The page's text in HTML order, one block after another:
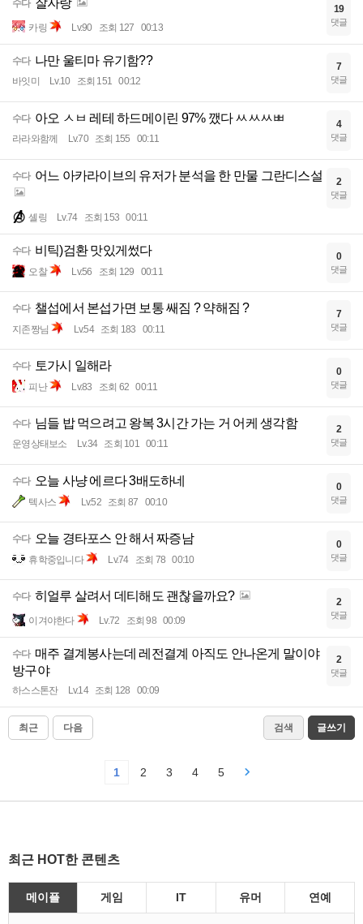
수다 잘자랑
카링 Lv.90 조회 127 00:13
19
댓글
수다 나만 울티마 유기함??
바잇미 Lv.10 조회 151 00:12
7
댓글
수다 아오 ㅅㅂ 레테 하드메이린 97% 깼다 ㅆㅆㅆㅃ
라라와함께 Lv.70 조회 155 00:11
4
댓글
수다 어느 아카라이브의 유저가 분석을 한 만물 그란디스설
셸링 Lv.74 조회 153 00:11
2
댓글
수다 비틱)검환 맛있게썼다
오찰 Lv.56 조회 129 00:11
0
댓글
수다 챌섭에서 본섭가면 보통 쌔짐 ? 약해짐 ?
지존짱님 Lv.54 조회 183 00:11
7
댓글
수다 토가시 일해라
피난 Lv.83 조회 62 00:11
0
댓글
수다 님들 밥 먹으려고 왕복 3시간 가는 거 어케 생각함
운영상태보소 Lv.34 조회 101 00:11
2
댓글
수다 오늘 사냥 에르다 3배도하네
텍사스 Lv.52 조회 87 00:10
0
댓글
수다 오늘 경타포스 안 해서 짜증남
휴학중입니다 Lv.74 조회 78 00:10
0
댓글
수다 히얼루 살려서 데티해도 괜찮을까요?
이겨야한다 Lv.72 조회 98 00:09
2
댓글
수다 매주 결계봉사는데 레전결계 아직도 안나온게 말이야
방구야
하스스톤잔 Lv.14 조회 128 00:09
2
댓글
최근 다음 검색 글쓰기
1 2 3 4 5
최근 HOT한 콘텐츠
메이플 게임 IT 유머 연예